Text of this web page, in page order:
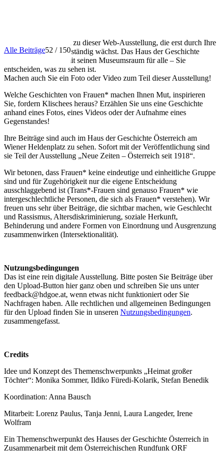
Herzlich willkommen zu dieser Web-Ausstellung, die erst durch Ihre
Beiträge entsteht und ständig wächst. Das Haus der Geschichte
Österreich öffnet damit seinen Museumsraum für alle – Sie
entscheiden, was zu sehen ist.
Machen auch Sie ein Foto oder Video zum Teil dieser Ausstellung!
Welche Geschichten von Frauen* machen Ihnen Mut, inspirieren
Sie, fordern Klischees heraus? Erzählen Sie uns eine Geschichte
anhand eines Fotos, eines Videos oder der Aufnahme eines
Gegenstandes!
Ihre Beiträge sind auch im Haus der Geschichte Österreich am
Wiener Heldenplatz zu sehen. Sofort mit der Veröffentlichung sind
sie Teil der Ausstellung „Neue Zeiten – Österreich seit 1918“.
Wir betonen, dass Frauen* keine eindeutige und einheitliche Gruppe
sind und für Zugehörigkeit nur die eigene Entscheidung
ausschlaggebend ist (Trans*-Frauen sind genauso Frauen* wie
intergeschlechtliche Personen, die sich als Frauen* verstehen). Wir
freuen uns sehr über Beiträge, die sichtbar machen, wie Geschlecht
und Rassismus, Altersdiskriminierung, soziale Herkunft,
Behinderung und andere Formen von Einordnung und Ausgrenzung
zusammenwirken (Intersektionalität).
Nutzungsbedingungen
Das ist eine rein digitale Ausstellung. Bitte posten Sie Beiträge über
den Upload-Button hier ganz oben und schreiben Sie uns unter
feedback@hdgoe.at, wenn etwas nicht funktioniert oder Sie
Nachfragen haben. Alle rechtlichen und allgemeinen Bedingungen
für den Upload finden Sie in unseren Nutzungsbedingungen.
zusammengefasst.
Credits
Idee und Konzept des Themenschwerpunkts „Heimat großer
Töchter“: Monika Sommer, Ildiko Füredi-Kolarik, Stefan Benedik
Koordination: Anna Bausch
Mitarbeit: Lorenz Paulus, Tanja Jenni, Laura Langeder, Irene
Wolfram
Ein Themenschwerpunkt des Hauses der Geschichte Österreich in
Zusammenarbeit mit dem Österreichischen Rundfunk ORF
Alle Beiträge52 / 150